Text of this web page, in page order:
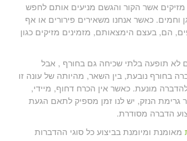
אשר הקור והגשם מניעים אותם לחפש
וחמים. כאשר אנחנו משאירים פירורים או אף
הם, בעצם הימצאותם, מזמינים מזיקים כגון
לא תופעה בלתי שכיחה גם בחורף , אבל
בחורף נובעת, בין השאר, מהיותה של עונה זו
מונעת. כאשר אין הכרח דחוף, מיידי,
הנזק, יש לנו זמן מספיק לתאם הגעת
הדברה מסודרת.
מאומנת ומיומנת בביצוע כל סוגי ההדברות